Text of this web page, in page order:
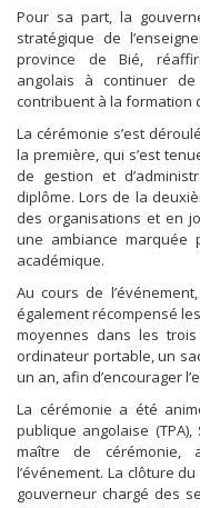
Pour sa part, la
stratégique de
province de Bié,
angolais à continuer
contribuent à la formation
La cérémonie s’est
la première, qui s’est
de gestion et
diplôme. Lors de la
des organisations et en
une ambiance marquée
académique.
Au cours de
également récompensé
moyennes dans les
ordinateur portable, un
un an, afin d’encourager
La cérémonie a été
publique angolaise (TPA),
maître de cérémonie,
l’événement. La clôture
gouverneur chargé des